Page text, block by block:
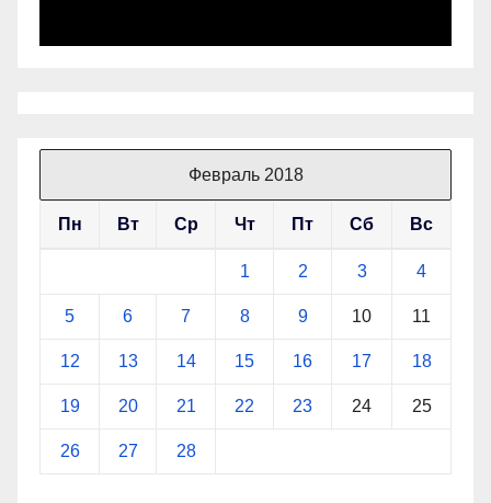
Февраль 2018
Пн Вт Ср Чт Пт Сб Вс
1 2 3 4
5 6 7 8 9 10 11
12 13 14 15 16 17 18
19 20 21 22 23 24 25
26 27 28